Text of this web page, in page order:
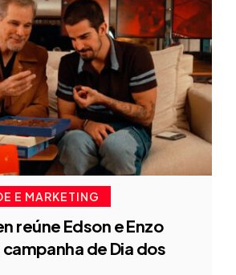
E MARKETING
reúne Edson e Enzo
de Dia dos